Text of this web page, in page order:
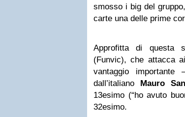
smosso i big del
carte una delle prime
Approfitta di questa
(Funvic), che attacca
vantaggio
dall’italiano Mauro
13esimo (“ho avuto
32esimo.